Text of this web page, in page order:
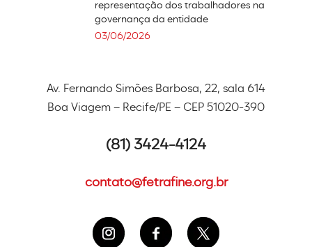
representação dos trabalhadores na
governança da entidade
03/06/2026
Av. Fernando Simões Barbosa, 22, sala 614
Boa Viagem – Recife/PE – CEP 51020-390
(81) 3424-4124
contato@fetrafine.org.br